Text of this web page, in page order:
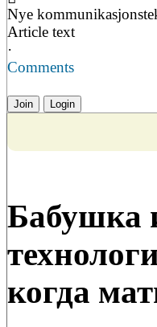
Nye
Article text
·
Comments
Join Login
Бабушка
когда